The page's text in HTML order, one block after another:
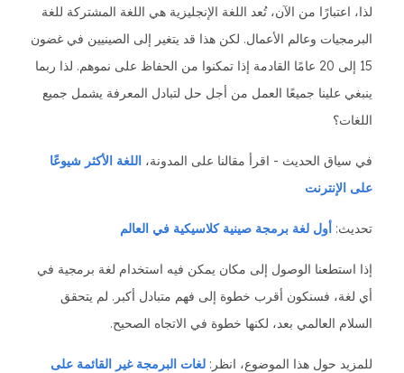
لذا، اعتبارًا من الآن، تُعد اللغة الإنجليزية هي اللغة المشتركة للغة
البرمجيات وعالم الأعمال. لكن هذا قد يتغير إلى الصينيين في غضون
15 إلى 20 عامًا القادمة إذا تمكنوا من الحفاظ على نموهم. لذا ربما
ينبغي علينا جميعًا العمل من أجل حل لتبادل المعرفة يشمل جميع
اللغات؟
في سياق الحديث - اقرأ مقالنا على المدونة، اللغة الأكثر شيوعًا
على الإنترنت
تحديث: أول لغة برمجة صينية كلاسيكية في العالم
إذا استطعنا الوصول إلى مكان يمكن فيه استخدام لغة برمجية في
أي لغة، فسنكون أقرب خطوة إلى فهم متبادل أكبر. لم يتحقق
السلام العالمي بعد، لكنها خطوة في الاتجاه الصحيح.
للمزيد حول هذا الموضوع، انظر: لغات البرمجة غير القائمة على